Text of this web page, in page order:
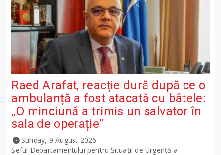
Raed Arafat, reacție dură după ce o
ambulanță a fost atacată cu bâtele:
„O minciună a trimis un salvator în
sala de operație”
Sunday, 9 August 2026
Șeful Departamentului pentru Situații de Urgență a